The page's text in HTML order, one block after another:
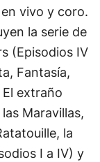
vivo y coro.
la serie de
(Episodios IV
Fantasía,
extraño
Maravillas,
la
I a IV) y